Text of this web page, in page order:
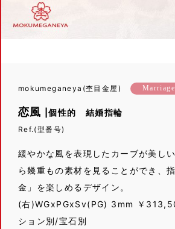
mokumeganeya(杢目金屋) Marriage
恋風 |個性的 結婚指輪
Ref.(型番号)
緩やかな風を表現したカーブが美し
ら幾重もの素材を見ることができ、
金」を楽しめるデザイン。
(右)WGxPGxSv(PG) 3mm ￥
ション別/宝石別